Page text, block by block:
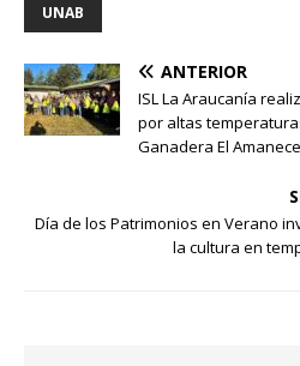
UNAB
ANTERIOR
ISL La Araucanía
por altas
Ganadera El
Día de los Patrimonios en Verano
la cultura en